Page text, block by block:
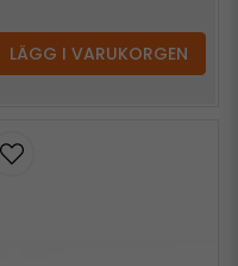
LÄGG I VARUKORGEN